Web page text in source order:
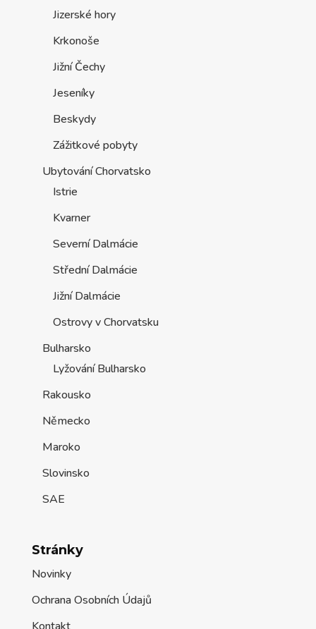
Jizerské hory
Krkonoše
Jižní Čechy
Jeseníky
Beskydy
Zážitkové pobyty
Ubytování Chorvatsko
Istrie
Kvarner
Severní Dalmácie
Střední Dalmácie
Jižní Dalmácie
Ostrovy v Chorvatsku
Bulharsko
Lyžování Bulharsko
Rakousko
Německo
Maroko
Slovinsko
SAE
Stránky
Novinky
Ochrana Osobních Údajů